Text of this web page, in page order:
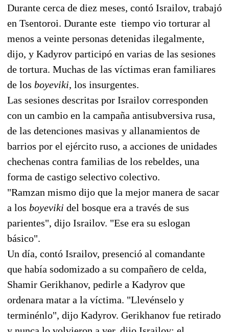
Durante cerca de diez meses, contó Israilov, trabajó
en Tsentoroi. Durante este tiempo vio torturar al
menos a veinte personas detenidas ilegalmente,
dijo, y Kadyrov participó en varias de las sesiones
de tortura. Muchas de las víctimas eran familiares
de los boyeviki, los insurgentes.
Las sesiones descritas por Israilov corresponden
con un cambio en la campaña antisubversiva rusa,
de las detenciones masivas y allanamientos de
barrios por el ejército ruso, a acciones de unidades
chechenas contra familias de los rebeldes, una
forma de castigo selectivo colectivo.
"Ramzan mismo dijo que la mejor manera de sacar
a los boyeviki del bosque era a través de sus
parientes", dijo Israilov. "Ese era su eslogan
básico".
Un día, contó Israilov, presenció al comandante
que había sodomizado a su compañero de celda,
Shamir Gerikhanov, pedirle a Kadyrov que
ordenara matar a la víctima. "Llevénselo y
terminénlo", dijo Kadyrov. Gerikhanov fue retirado